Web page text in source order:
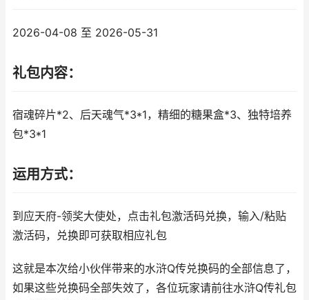
2026-04-08 至 2026-05-31
礼包内容：
宿魂碎片*2、后天魂气*3*1，精细的糖果盒*3、独特培养
包*3*1
运用方式：
到应天府-领奖大使处，点击礼包激活码兑换，输入/粘贴
激活码，兑换即可获取相应礼包
这就是本次给小伙伴带来的水浒Q传兑换码的全部信息了，
如果这些兑换码全部失效了，各位玩家请前往水浒Q传礼包